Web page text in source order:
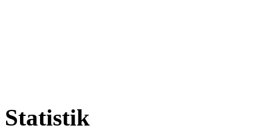
Statistik